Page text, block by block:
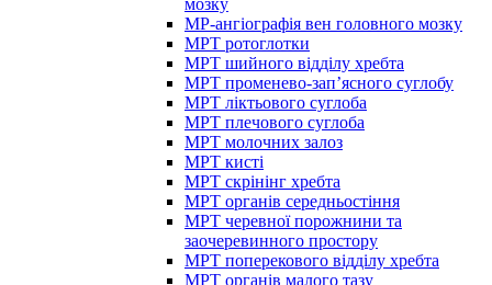
мозку
МР-ангіографія вен головного мозку
МРТ ротоглотки
МРТ шийного відділу хребта
МРТ променево-зап’ясного суглобу
МРТ ліктьового суглоба
МРТ плечового суглоба
МРТ молочних залоз
МРТ кисті
МРТ скрінінг хребта
МРТ органів середньостіння
МРТ черевної порожнини та
заочеревинного простору
МРТ поперекового відділу хребта
МРТ органів малого тазу